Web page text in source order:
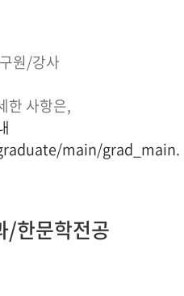
원/강사
한 사항은,
main/grad_main.
/한문학전공